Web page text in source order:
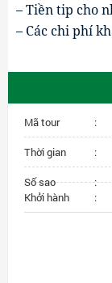
– Tiền tip cho
– Các chi phí
Mã tour :
Thời gian :
Số sao
:
Khởi hành
: